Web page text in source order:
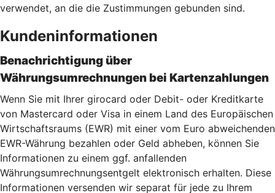
verwendet, an die die Zustimmungen gebunden sind.
Kundeninformationen
Benachrichtigung über
Währungsumrechnungen bei Kartenzahlungen
Wenn Sie mit Ihrer girocard oder Debit- oder Kreditkarte
von Mastercard oder Visa in einem Land des Europäischen
Wirtschaftsraums (EWR) mit einer vom Euro abweichenden
EWR-Währung bezahlen oder Geld abheben, können Sie
Informationen zu einem ggf. anfallenden
Währungsumrechnungsentgelt elektronisch erhalten. Diese
Informationen versenden wir separat für jede zu Ihrem